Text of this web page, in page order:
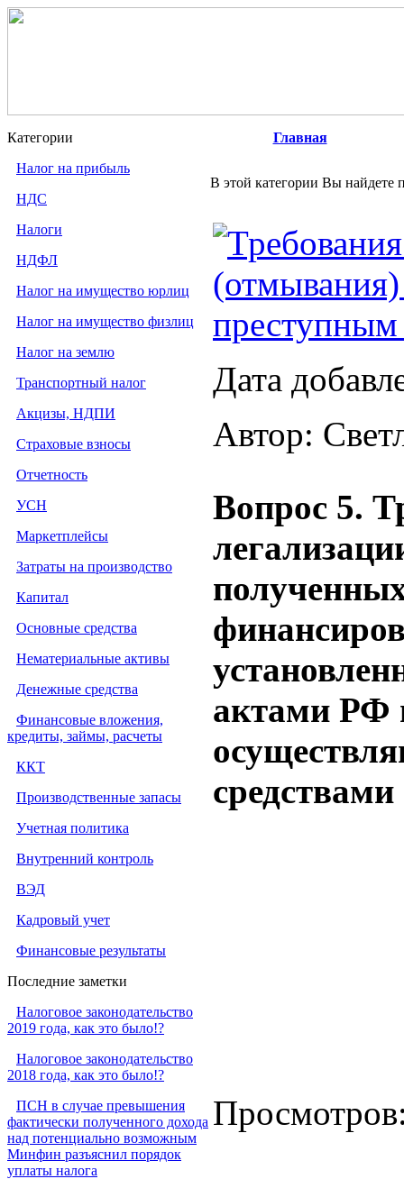
Категории
Налог на прибыль
НДС
Налоги
НДФЛ
Налог на имущество юрлиц
Налог на имущество физлиц
Налог на землю
Транспортный налог
Акцизы, НДПИ
Страховые взносы
Отчетность
УСН
Маркетплейсы
Затраты на производство
Капитал
Основные средства
Нематериальные активы
Денежные средства
Финансовые вложения,
кредиты, займы, расчеты
ККТ
Производственные запасы
Учетная политика
Внутренний контроль
ВЭД
Кадровый учет
Финансовые результаты
Последние заметки
Налоговое законодательство
2019 года, как это было!?
Налоговое законодательство
2018 года, как это было!?
ПСН в случае превышения
фактически полученного дохода
над потенциально возможным
Минфин разъяснил порядок
уплаты налога
Главная
В этой категории Вы найдете
Дата
Автор:
Вопрос 5.
актами РФ
средствами